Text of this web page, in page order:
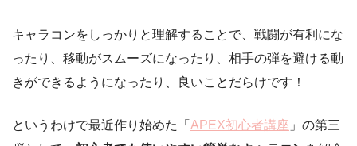
キャラコンをしっかりと理解することで、戦闘が有利にな
ったり、移動がスムーズになったり、相手の弾を避ける動
きができるようになったり、良いことだらけです！
というわけで最近作り始めた「 APEX初心者講座 」の第三